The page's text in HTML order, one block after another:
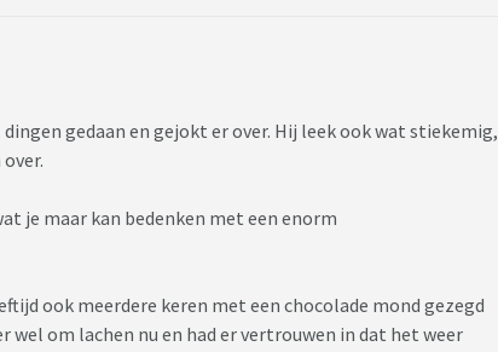
gedaan en gejokt er over. Hij leek ook wat stiekemig,
je maar kan bedenken met een enorm
ook meerdere keren met een chocolade mond gezegd
wel om lachen nu en had er vertrouwen in dat het weer